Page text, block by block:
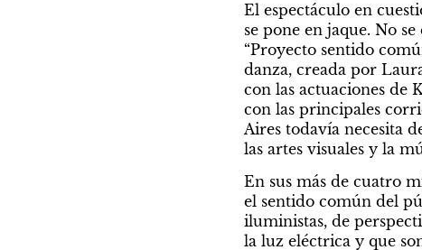
El espectáculo en
se pone en jaque. No
“Proyecto sentido
danza, creada por
con las actuaciones de
con las principales
Aires todavía necesita
las artes visuales y la
En sus más de cuatro
el sentido común del
iluministas, de
la luz eléctrica y que